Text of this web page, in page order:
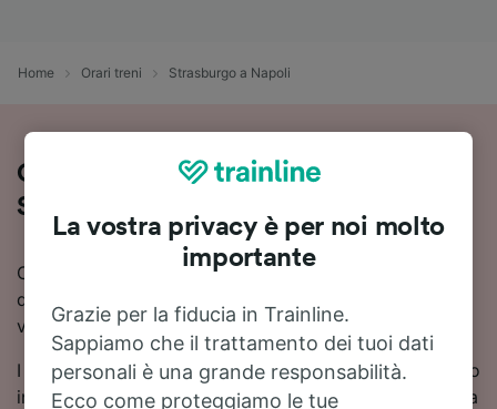
Home Orari treni Strasburgo a Napoli
Guida al viaggio in treno da
Strasburgo a Napoli
Cerchi informazioni su come arrivare in treno a Napoli
da Strasburgo? Scopri orari, cambi e prezzi, e trova il
viaggio più adatto a te con Trainline.
I tempi di viaggio in treno da Strasburgo a Napoli sono
in media di circa 15 ore 42 minuti. In media, sulla tratta
La vostra privacy è per noi molto
importante
Grazie per la fiducia in Trainline.
Sappiamo che il trattamento dei tuoi dati
personali è una grande responsabilità.
Ecco come proteggiamo le tue